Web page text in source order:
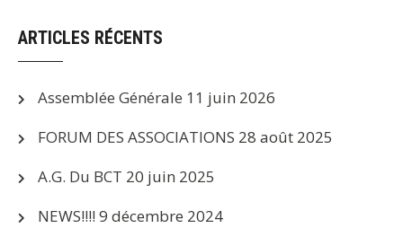
ARTICLES RÉCENTS
Assemblée Générale 11 juin 2026
FORUM DES ASSOCIATIONS 28 août 2025
A.G. Du BCT 20 juin 2025
NEWS!!!! 9 décembre 2024